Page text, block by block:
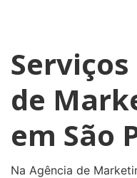
de
em São
Na Agência de